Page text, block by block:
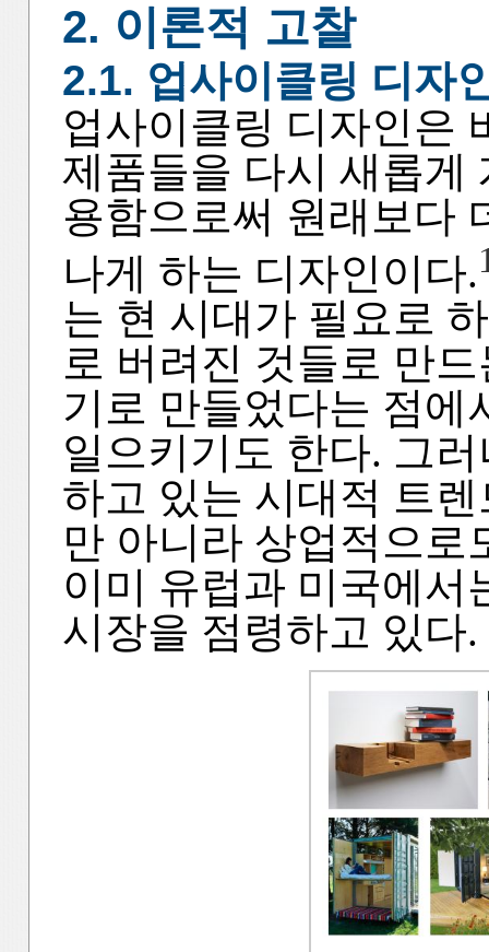
2. 이론적 고찰
2.1. 업사이클링 디자
업사이클링 디자인은
제품들을 다시 새롭게
용함으로써 원래보다
나게 하는 디자인이다.
는 현 시대가 필요로
로 버려진 것들로 만
기로 만들었다는 점에
일으키기도 한다. 그
하고 있는 시대적 트
만 아니라 상업적으로
이미 유럽과 미국에서
시장을 점령하고 있다.